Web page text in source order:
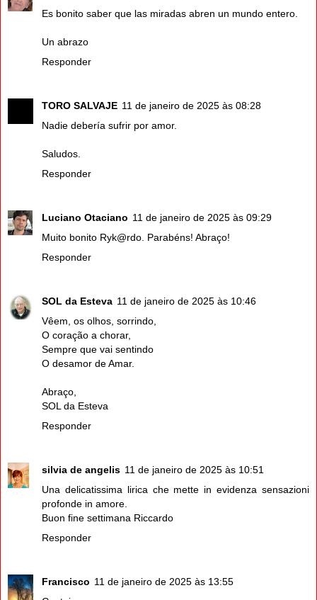
Es bonito saber que las miradas abren un mundo entero.
Un abrazo
Responder
TORO SALVAJE 11 de janeiro de 2025 às 08:28
Nadie debería sufrir por amor.
Saludos.
Responder
Luciano Otaciano 11 de janeiro de 2025 às 09:29
Muito bonito Ryk@rdo. Parabéns! Abraço!
Responder
SOL da Esteva 11 de janeiro de 2025 às 10:46
Vêem, os olhos, sorrindo,
O coração a chorar,
Sempre que vai sentindo
O desamor de Amar.
Abraço,
SOL da Esteva
Responder
silvia de angelis 11 de janeiro de 2025 às 10:51
Una delicatissima lirica che mette in evidenza sensazioni
profonde in amore.
Buon fine settimana Riccardo
Responder
Francisco 11 de janeiro de 2025 às 13:55